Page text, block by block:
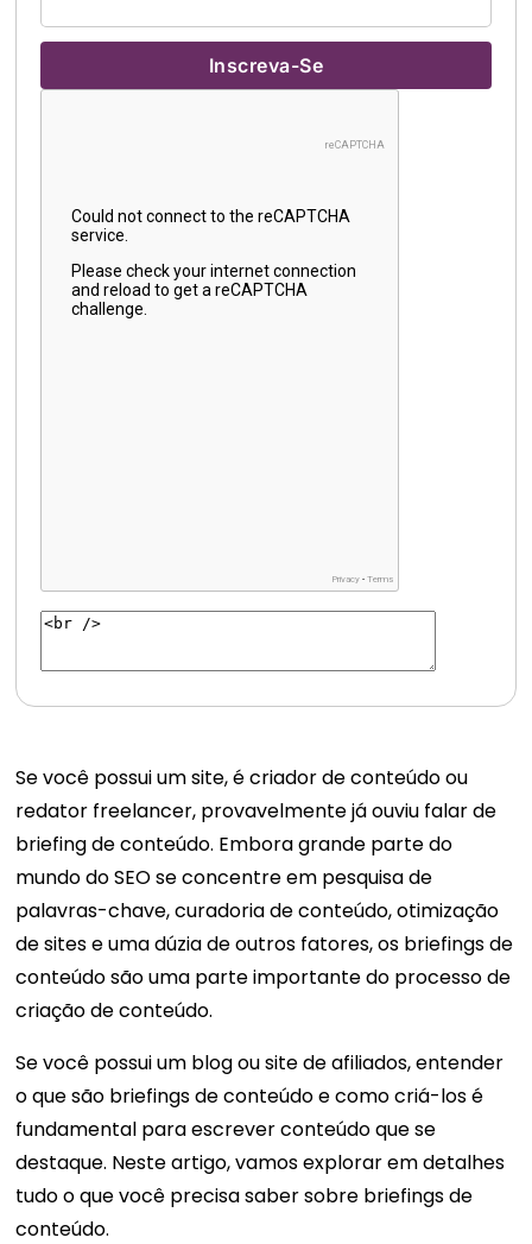
Se você possui um site, é criador de conteúdo ou
redator freelancer, provavelmente já ouviu falar de
briefing de conteúdo. Embora grande parte do
mundo do SEO se concentre em pesquisa de
palavras-chave, curadoria de conteúdo, otimização
de sites e uma dúzia de outros fatores, os briefings de
conteúdo são uma parte importante do processo de
criação de conteúdo.
Se você possui um blog ou site de afiliados, entender
o que são briefings de conteúdo e como criá-los é
fundamental para escrever conteúdo que se
destaque. Neste artigo, vamos explorar em detalhes
tudo o que você precisa saber sobre briefings de
conteúdo.